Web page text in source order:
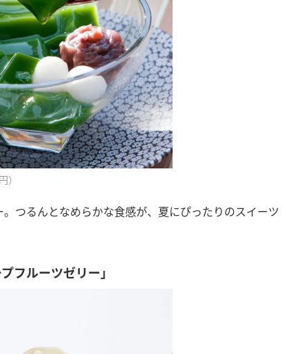
）
つるんとなめらかな食感が、夏にぴったりのスイーツ
フルーツゼリー」